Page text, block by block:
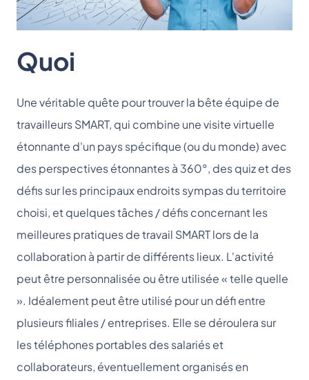
Quoi
Une véritable quête pour trouver la bête équipe de
travailleurs SMART, qui combine une visite virtuelle
étonnante d'un pays spécifique (ou du monde) avec
des perspectives étonnantes à 360°, des quiz et des
défis sur les principaux endroits sympas du territoire
choisi, et quelques tâches / défis concernant les
meilleures pratiques de travail SMART lors de la
collaboration à partir de différents lieux. L'activité
peut être personnalisée ou être utilisée « telle quelle
». Idéalement peut être utilisé pour un défi entre
plusieurs filiales / entreprises. Elle se déroulera sur
les téléphones portables des salariés et
collaborateurs, éventuellement organisés en